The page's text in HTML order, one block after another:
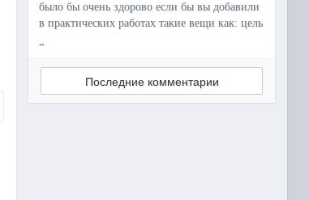
было бы очень здорово если бы вы добавили
в практических работах такие вещи как: цель
..
Последние комментарии